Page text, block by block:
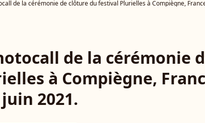
la cérémonie de clôture du festival Plurielles à Compiègne, France, le 19 juin 2021. © Pierre
de la cérémonie
à Compiègne,
2021.